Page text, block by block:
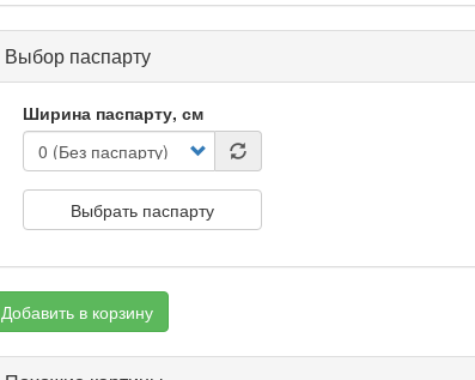
Выбор паспарту
Ширина паспарту, см
Выбрать паспарту
Добавить в корзину